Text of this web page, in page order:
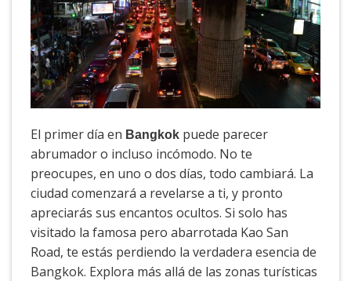
El primer día en Bangkok puede parecer
abrumador o incluso incómodo. No te
preocupes, en uno o dos días, todo cambiará. La
ciudad comenzará a revelarse a ti, y pronto
apreciarás sus encantos ocultos. Si solo has
visitado la famosa pero abarrotada Kao San
Road, te estás perdiendo la verdadera esencia de
Bangkok. Explora más allá de las zonas turísticas